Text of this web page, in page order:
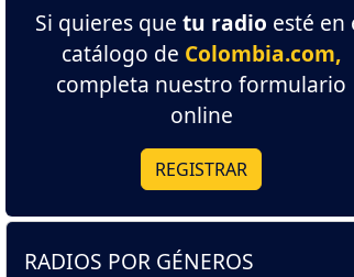
Si quieres que tu radio esté en
catálogo de Colombia.com,
completa nuestro formulario
online
REGISTRAR
RADIOS POR GÉNEROS